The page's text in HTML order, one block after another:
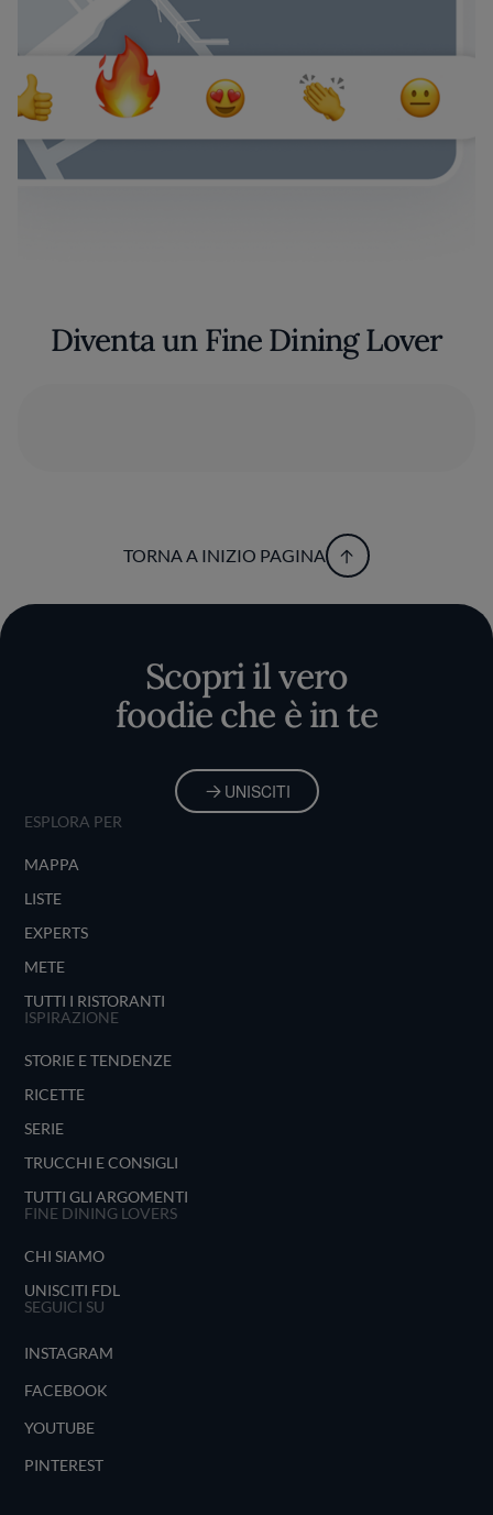
Diventa un Fine Dining Lover
TORNA A INIZIO PAGINA
Scopri il vero
foodie che è in te
UNISCITI
ESPLORA PER
MAPPA
LISTE
EXPERTS
METE
TUTTI I RISTORANTI
ISPIRAZIONE
STORIE E TENDENZE
RICETTE
SERIE
TRUCCHI E CONSIGLI
TUTTI GLI ARGOMENTI
FINE DINING LOVERS
CHI SIAMO
UNISCITI FDL
SEGUICI SU
INSTAGRAM
FACEBOOK
YOUTUBE
PINTEREST